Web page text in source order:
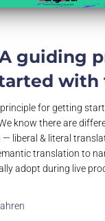
A guiding
with
for getting
know there are
liberal & literal
translation to
adopt during live